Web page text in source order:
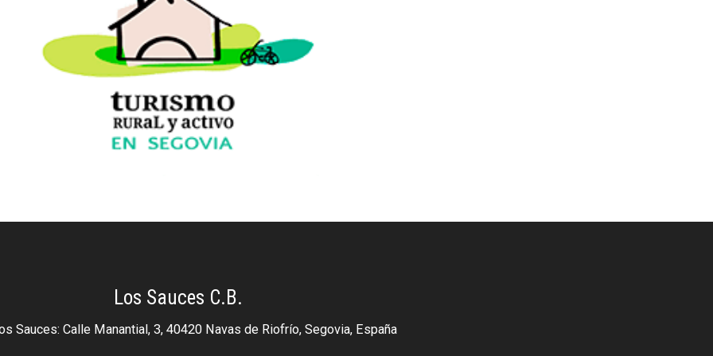
Los Sauces C.B.
Sauces: Calle Manantial, 3, 40420 Navas de Riofrío, Segovia, España